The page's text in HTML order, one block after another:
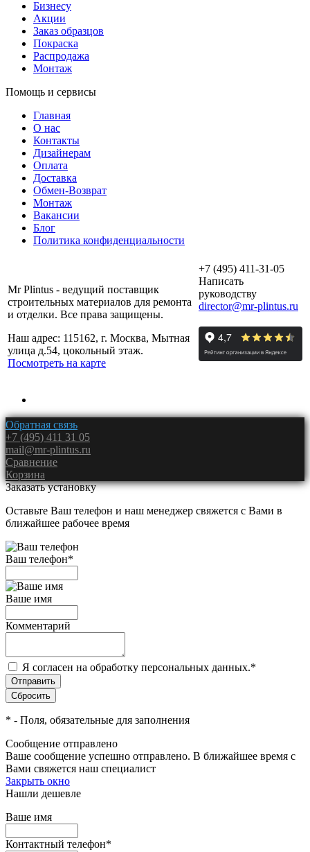
Бизнесу
Акции
Заказ образцов
Покраска
Распродажа
Монтаж
Помощь и сервисы
Главная
О нас
Контакты
Дизайнерам
Оплата
Доставка
Обмен-Возврат
Монтаж
Вакансии
Блог
Политика конфиденциальности
Mr Plintus - ведущий поставщик
строительных материалов для ремонта
и отделки. Все права защищены.
Наш адрес: 115162, г. Москва, Мытная
улица д.54, цокольный этаж.
Посмотреть на карте
+7 (495) 411-31-05
Написать
руководству
director@mr-plintus.ru
Обратная связь
+7 (495) 411 31 05
mail@mr-plintus.ru
Сравнение
Корзина
Заказать установку
Оставьте Ваш телефон и наш менеджер свяжется с Вами в
ближайшее рабочее время
Ваш телефон*
Ваше имя
Комментарий
Я согласен на обработку персональных данных.*
* - Поля, обязательные для заполнения
Сообщение отправлено
Ваше сообщение успешно отправлено. В ближайшее время с
Вами свяжется наш специалист
Закрыть окно
Нашли дешевле
Ваше имя
Контактный телефон*